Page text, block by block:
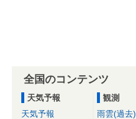
全国のコンテンツ
天気予報
天気予報
観測
雨雲(過去)